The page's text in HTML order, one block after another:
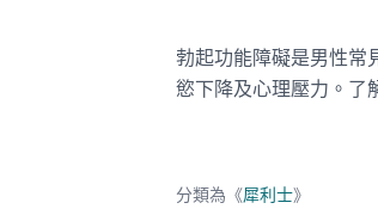
勃起功能障礙是男性常
慾下降及心理壓力。了
分類為《犀利士》